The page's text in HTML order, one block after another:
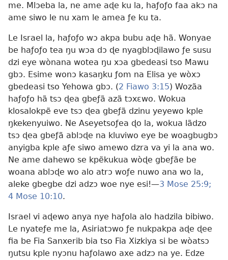
me. Mlɔeba la, ne ame aɖe ku la, haƒoƒo faa akɔ na
ame siwo le nu xam le amea ƒe ku ta.
Le Israel la, haƒoƒo wɔ akpa bubu aɖe hã. Wonyae
be haƒoƒo tea ŋu wɔa dɔ ɖe nyagblɔɖilawo ƒe susu
dzi eye wònana wotea ŋu xɔa gbedeasi tso Mawu
gbɔ. Esime wonɔ kasaŋku ƒom na Elisa ye wòxɔ
gbedeasi tso Yehowa gbɔ. (2 Fiawo 3:15) Wozãa
haƒoƒo hã tsɔ ɖea gbeƒã azã tɔxɛwo. Wokua
klosalokpẽ eve tsɔ ɖea gbeƒã dzinu yeyewo kple
ŋkekenyuiwo. Ne Aseyetsoƒea ɖo la, wokua lãdzo
tsɔ ɖea gbeƒã ablɔɖe na kluviwo eye be woagbugbɔ
anyigba kple aƒe siwo amewo dzra va yi la ana wo.
Ne ame dahewo se kpẽkukua wòɖe gbeƒãe be
woana ablɔɖe wo alo atrɔ woƒe nuwo ana wo la,
aleke gbegbe dzi adzɔ woe nye esi!—3 Mose 25:9;
4 Mose 10:10.
Israel vi aɖewo anya nye haƒola alo hadzila bibiwo.
Le nyateƒe me la, Asiriatɔwo ƒe nukpakpa aɖe ɖee
fia be Fia Sanxerib bia tso Fia Xizkiya si be wòatsɔ
ŋutsu kple nyɔnu haƒolawo axe adzɔ na ye. Edze